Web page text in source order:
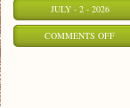
JULY - 2 - 2026
COMMENTS OFFON